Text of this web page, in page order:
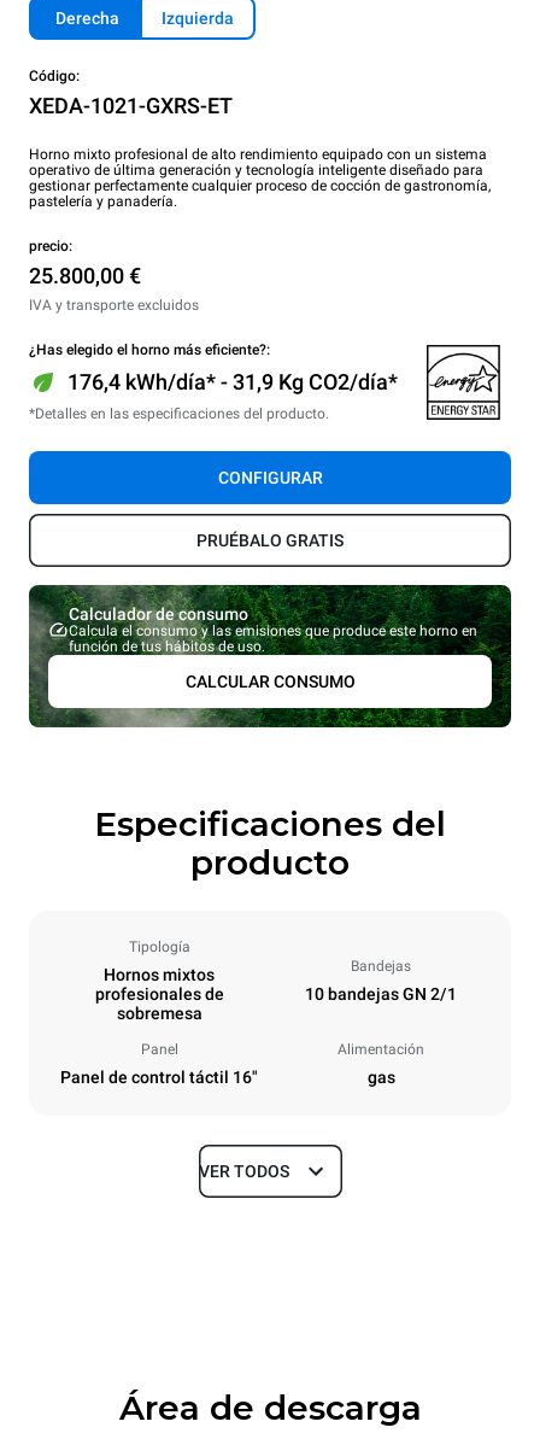
Derecha Izquierda
Código:
XEDA-1021-GXRS-ET
Horno mixto profesional de alto rendimiento equipado con un sistema
operativo de última generación y tecnología inteligente diseñado para
gestionar perfectamente cualquier proceso de cocción de gastronomía,
pastelería y panadería.
precio:
25.800,00 €
IVA y transporte excluidos
¿Has elegido el horno más eficiente?:
176,4 kWh/día* - 31,9 Kg CO2/día*
*Detalles en las especificaciones del producto.
CONFIGURAR
PRUÉBALO GRATIS
Calculador de consumo
Calcula el consumo y las emisiones que produce este horno en
función de tus hábitos de uso.
CALCULAR CONSUMO
Especificaciones del
producto
Tipología
Hornos mixtos
profesionales de
sobremesa
Bandejas
10 bandejas GN 2/1
Panel
Panel de control táctil 16"
Alimentación
gas
Tamaños
Especificaciones de la bandeja
VER TODOS
Área de descarga